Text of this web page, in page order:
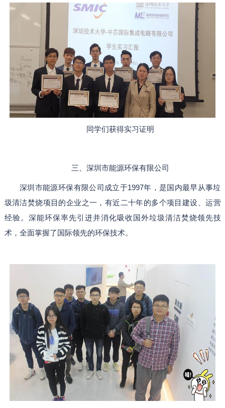
同学们获得实习证明
三、深圳市能源环保有限公司
深圳市能源环保有限公司成立于1997年，是国内最早从事垃
圾清洁焚烧项目的企业之一，有近二十年的多个项目建设、运营
经验。深能环保率先引进并消化吸收国外垃圾清洁焚烧领先技
术，全面掌握了国际领先的环保技术。